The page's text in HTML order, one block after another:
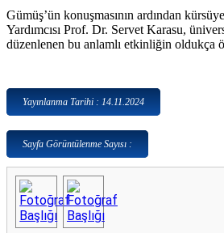
Gümüş’ün konuşmasının ardından
Yardımcısı Prof. Dr. Servet Karasu,
düzenlenen bu anlamlı etkinliğin oldukça
Yayınlanma Tarihi : 14.11.2024
Sayfa Görüntülenme Sayısı :